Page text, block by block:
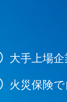
大手上場
火災保険